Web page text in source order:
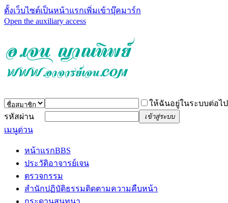
ตั้งเว็บไซต์เป็นหน้าแรกเพิ่มเข้าบุ๊คมาร์ก
Open the auxiliary access
ให้ฉันอยู่ในระบบต่อไป
รหัสผ่าน
เข้าสู่ระบบ
เมนูด่วน
หน้าแรกBBS
ประวัติอาจารย์เจน
ตรวจกรรม
สำนักปฏิบัติธรรมติดตามความคืบหน้า
กระดานสนทนา